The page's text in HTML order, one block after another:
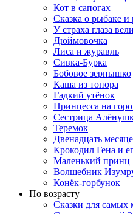
Кот в сапогах
Сказка о рыбаке и
У страха глаза
Дюймовочка
Лиса и журавль
Сивка-Бурка
Бобовое зернышко
Каша из топора
Гадкий утёнок
Принцесса на
Сестрица
Теремок
Двенадцать
Крокодил Гена и
Маленький принц
Волшебник
Конёк-горбунок
По возрасту
Сказки для самых